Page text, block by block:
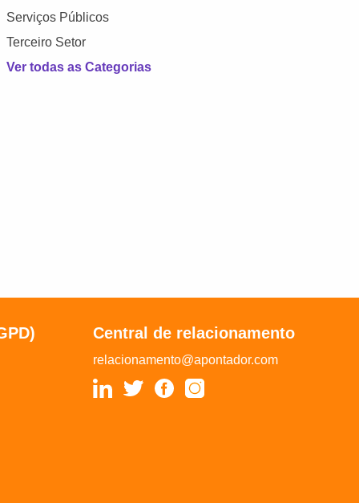
Serviços Públicos
Terceiro Setor
Ver todas as Categorias
Central de relacionamento
relacionamento@apontador.com